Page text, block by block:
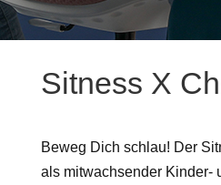
Sitness X
Beweg Dich schlau! Der
als mitwachsender Kinder-